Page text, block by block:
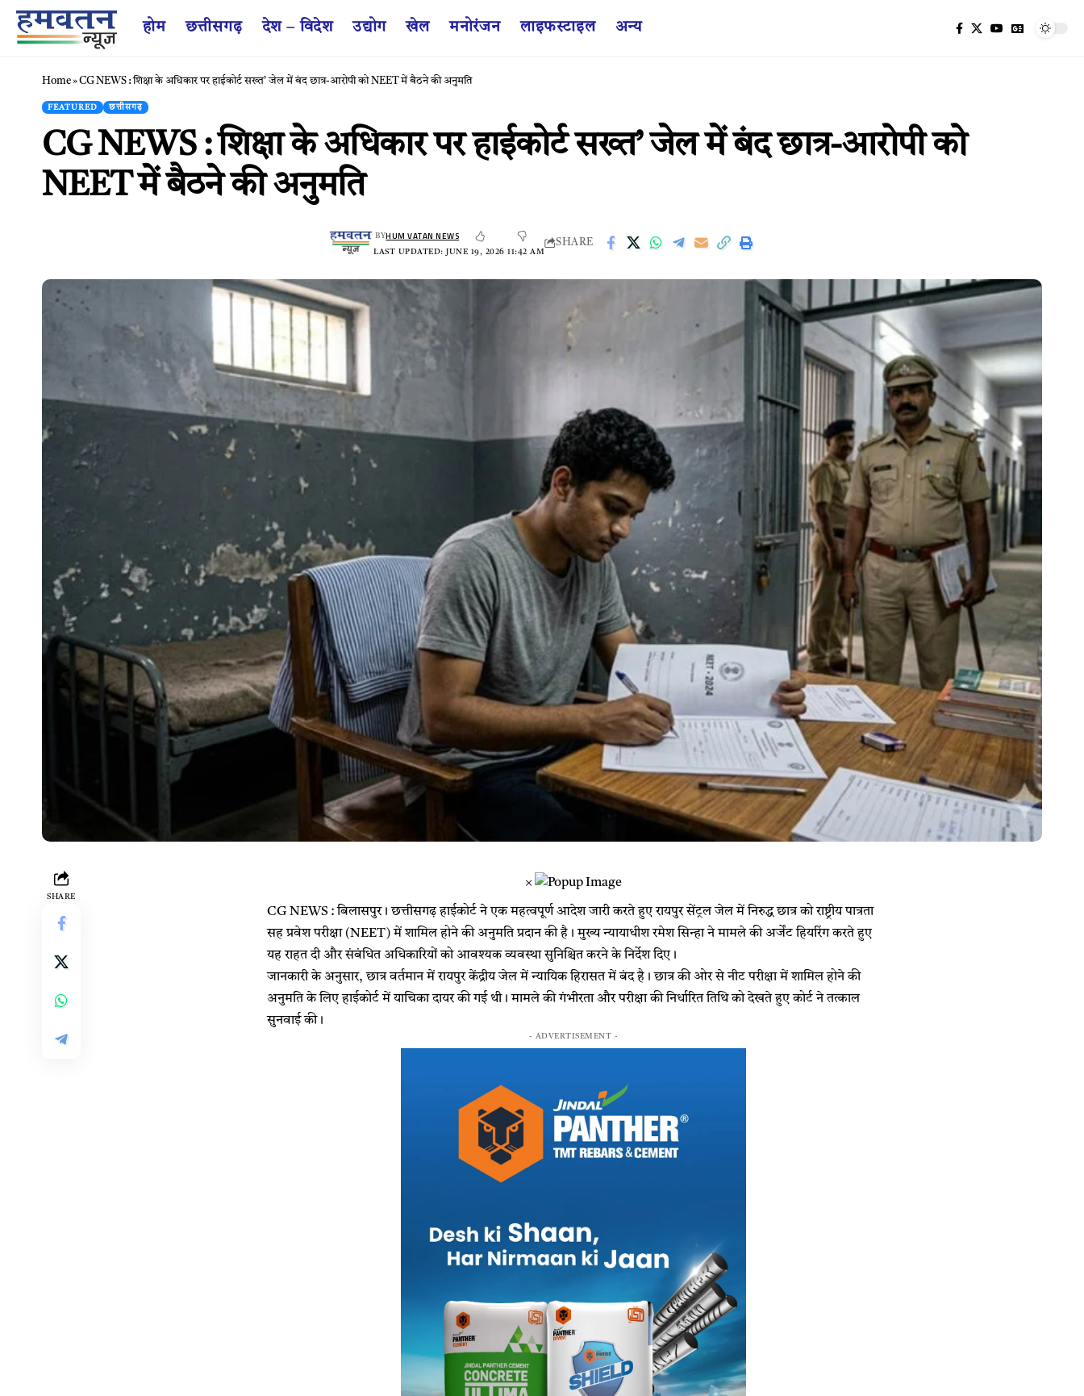
होम छत्तीसगढ़ देश – विदेश उद्योग खेल मनोरंजन लाइफस्टाइल अन्य
Home»CG NEWS : शिक्षा के अधिकार पर हाईकोर्ट सख्त’ जेल में बंद छात्र-आरोपी को NEET में बैठने की अनुमति
FEATURED छत्तीसगढ़
CG NEWS : शिक्षा के अधिकार पर हाईकोर्ट सख्त’ जेल में बंद छात्र-आरोपी को
NEET में बैठने की अनुमति
LAST UPDATED: JUNE 19, 2026 11:42 AM
BYHUM VATAN NEWS
SHARE
SHARE
×
CG NEWS : बिलासपुर। छत्तीसगढ़ हाईकोर्ट ने एक महत्वपूर्ण आदेश जारी करते हुए रायपुर सेंट्रल जेल में निरुद्ध छात्र को राष्ट्रीय पात्रता
सह प्रवेश परीक्षा (NEET) में शामिल होने की अनुमति प्रदान की है। मुख्य न्यायाधीश रमेश सिन्हा ने मामले की अर्जेंट हियरिंग करते हुए
यह राहत दी और संबंधित अधिकारियों को आवश्यक व्यवस्था सुनिश्चित करने के निर्देश दिए।
जानकारी के अनुसार, छात्र वर्तमान में रायपुर केंद्रीय जेल में न्यायिक हिरासत में बंद है। छात्र की ओर से नीट परीक्षा में शामिल होने की
अनुमति के लिए हाईकोर्ट में याचिका दायर की गई थी। मामले की गंभीरता और परीक्षा की निर्धारित तिथि को देखते हुए कोर्ट ने तत्काल
सुनवाई की।
- ADVERTISEMENT -